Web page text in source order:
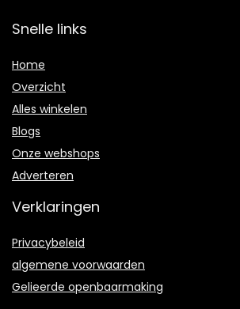
Snelle links
Home
Overzicht
Alles winkelen
Blogs
Onze webshops
Adverteren
Verklaringen
Privacybeleid
algemene voorwaarden
Gelieerde openbaarmaking